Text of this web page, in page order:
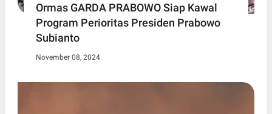
Ormas GARDA PRABOWO Siap Kawal
Program Perioritas Presiden Prabowo
Subianto
November 08, 2024